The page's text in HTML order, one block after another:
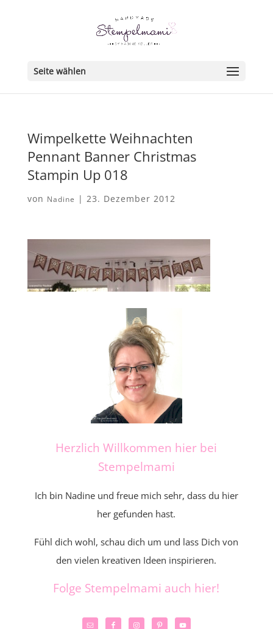
Seite wählen
Wimpelkette Weihnachten
Pennant Banner Christmas
Stampin Up 018
von Nadine | 23. Dezember 2012
Herzlich Willkommen hier bei
Stempelmami
Ich bin Nadine und freue mich sehr, dass du hier
her gefunden hast.
Fühl dich wohl, schau dich um und lass Dich von
den vielen kreativen Ideen inspirieren.
Folge Stempelmami auch hier!